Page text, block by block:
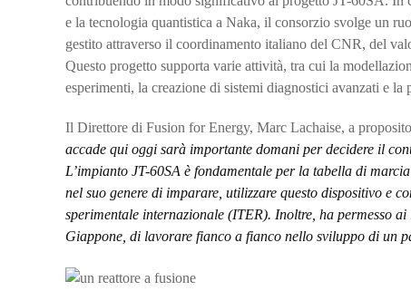
e la tecnologia quantistica a Naka, il consorzio svolge un
gestito attraverso il coordinamento italiano del CNR, del
Questo progetto supporta varie attività, tra cui la
esperimenti, la creazione di sistemi diagnostici avanzati e
Il Direttore di Fusion for Energy, Marc Lachaise, a
accade qui oggi sarà importante domani per decidere il
L’impianto JT-60SA è fondamentale per la tabella di
nel suo genere di imparare, utilizzare questo dispositivo e
sperimentale internazionale (ITER). Inoltre, ha permesso
Giappone, di lavorare fianco a fianco nello sviluppo di un